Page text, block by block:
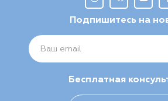
Подпишитесь на
Бесплатная